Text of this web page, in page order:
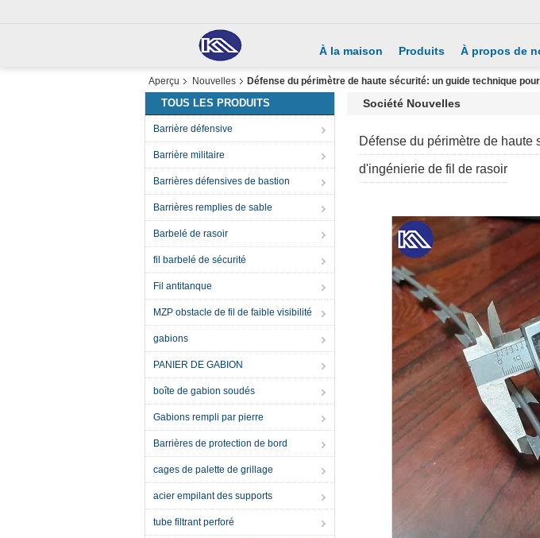
À la maison Produits À propos de
Aperçu Nouvelles Défense du périmètre de haute sécurité: un guide technique
TOUS LES PRODUITS
Barrière défensive
Barrière militaire
Barrières défensives de bastion
Barrières remplies de sable
Barbelé de rasoir
fil barbelé de sécurité
Fil antitanque
MZP obstacle de fil de faible visibilité
gabions
PANIER DE GABION
boîte de gabion soudés
Gabions rempli par pierre
Barrières de protection de bord
cages de palette de grillage
acier empilant des supports
tube filtrant perforé
Société Nouvelles
Défense du périmètre de
d'ingénierie de fil de rasoir